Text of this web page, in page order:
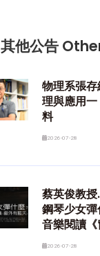
其他公告
物理系張
理與應用
料
2026-07-28
蔡英俊教授
鋼琴少女
音樂閱讀《
2026-07-28